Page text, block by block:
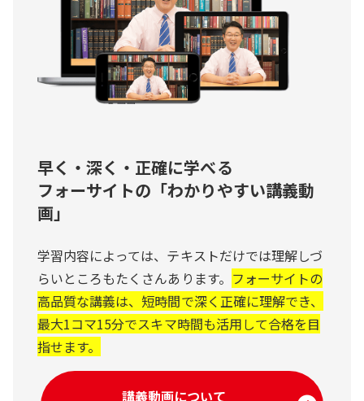
早く・深く・正確に学べる
フォーサイトの「わかりやすい講義動
画」
学習内容によっては、テキストだけでは理解しづ
らいところもたくさんあります。 フォーサイトの
高品質な講義は、短時間で深く正確に理解でき、
最大1コマ15分でスキマ時間も活用して合格を目
指せます。
講義動画について